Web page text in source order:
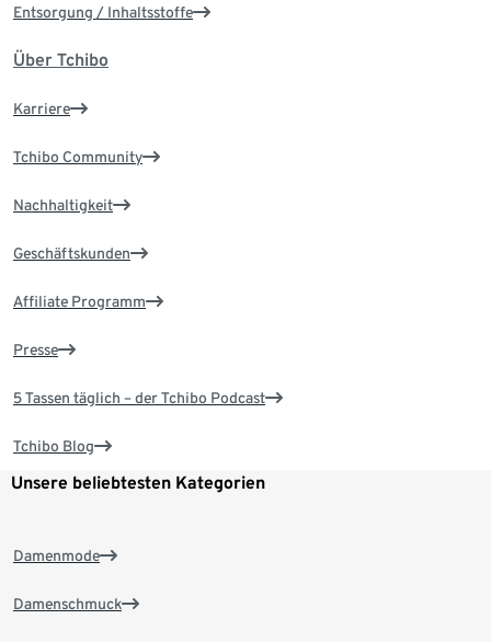
Entsorgung / Inhaltsstoffe
Über Tchibo
Karriere
Tchibo Community
Nachhaltigkeit
Geschäftskunden
Affiliate Programm
Presse
5 Tassen täglich – der Tchibo Podcast
Tchibo Blog
Unsere beliebtesten Kategorien
Damenmode
Damenschmuck